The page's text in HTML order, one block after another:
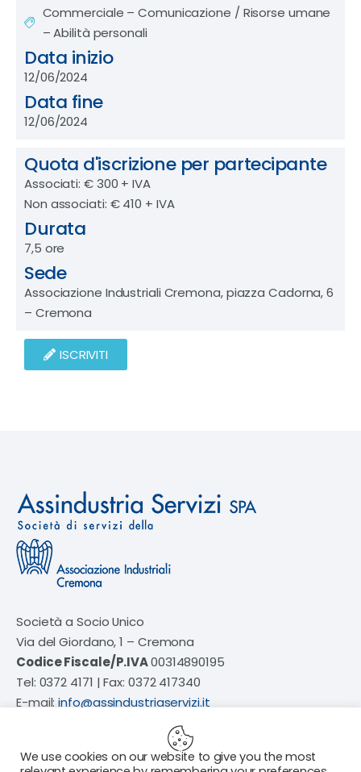
Commerciale – Comunicazione / Risorse umane
– Abilità personali
Data inizio
12/06/2024
Data fine
12/06/2024
Quota d'iscrizione per partecipante
Associati: € 300 + IVA
Non associati: € 410 + IVA
Durata
7,5 ore
Sede
Associazione Industriali Cremona, piazza Cadorna, 6
– Cremona
ISCRIVITI
Società a Socio Unico
Via del Giordano, 1 – Cremona
Codice Fiscale/P.IVA00314890195
Tel: 0372 4171 | Fax: 0372 417340
E-mail:info@assindustriaservizi.it
We use cookies on our website to give you the most